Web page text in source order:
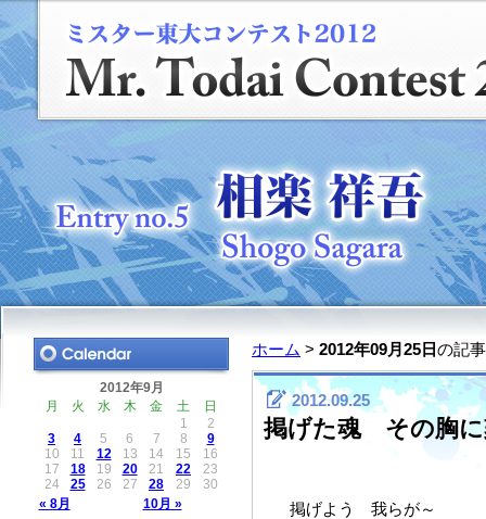
ホーム > 2012年09月25日の記
2012.09.25
掲げた魂 その胸に
掲げよう 我らが～
2012年9月
月
火 水 木 金 土 日
« 8月 10月 »
1
2
3
4 5 6 7 8
9
10
11 12 13 14 15
16
17
18 19 20 21 22
23
24
25 26 27 28 29 30